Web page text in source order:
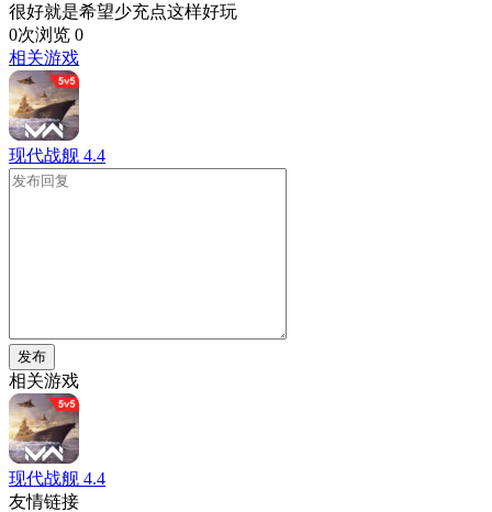
很好就是希望少充点这样好玩
0次浏览 0
相关游戏
现代战舰 4.4
发布
相关游戏
现代战舰 4.4
友情链接